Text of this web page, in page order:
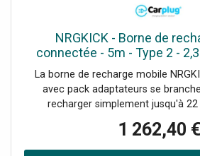
NRGKICK - Borne de
connectée - 5m - Type 2 -
Pack Adaptateurs -
La borne de recharge mobile
avec pack adaptateurs se
recharger simplement jusqu'à 22
recharge NRGKICK 5m avec pack
avec tous les véhicules électriques
1 262,40 €